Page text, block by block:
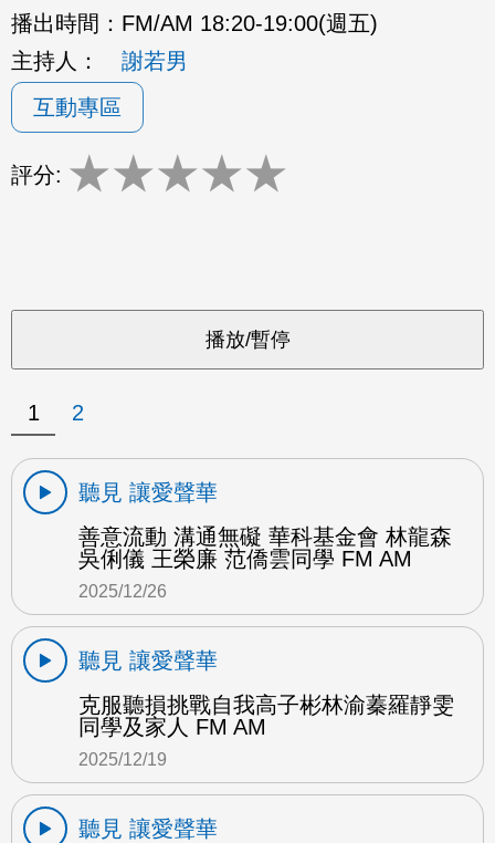
播出時間： FM/AM 18:20-19:00(週五)
主持人：
謝若男
互動專區
評分: ★★★★★
1 2
聽見 讓愛聲華
善意流動 溝通無礙 華科基金會 林龍森
吳俐儀 王榮廉 范僑雲同學 FM AM
2025/12/26
聽見 讓愛聲華
克服聽損挑戰自我高子彬林渝蓁羅靜雯
同學及家人 FM AM
2025/12/19
聽見 讓愛聲華